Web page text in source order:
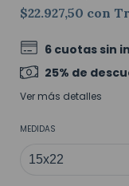
$22.927,50 con
6 cuotas sin
25% de
Ver más detalles
MEDIDAS